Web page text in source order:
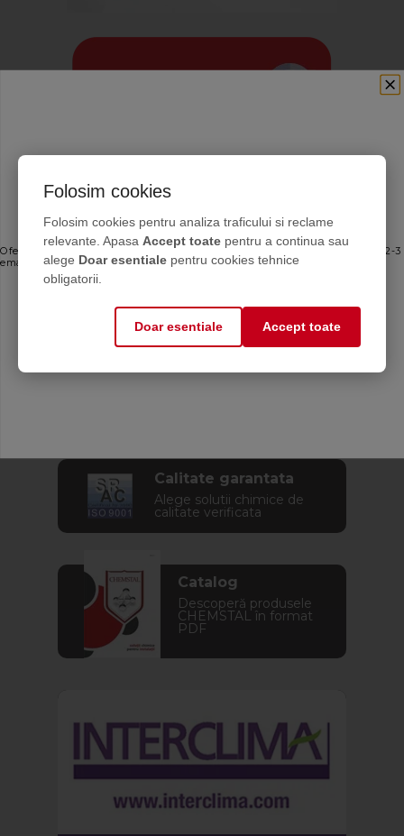
Calculator antigel
Află cantitatea de
Aplicația CASA
Calitate garantata
Alege solutii chimice de
calitate verificata
Catalog
Descoperă produsele
CHEMSTAL în format
PDF
Folosim cookies
Folosim cookies pentru analiza traficului si reclame
relevante. Apasa Accept toate pentru a continua sau
alege Doar esentiale pentru cookies tehnice
obligatorii.
Doar esentiale Accept toate
Chemstal
Oferte personalizate și sfaturi de întreținere direct de la producător. Maximum 2-3
emailuri pe lună — fără spam.
Mă abonez